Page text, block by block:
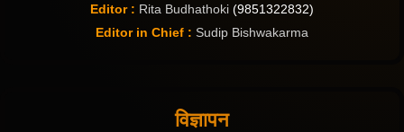
Editor : Rita Budhathoki (9851322832)
Editor in Chief : Sudip Bishwakarma
विज्ञापन